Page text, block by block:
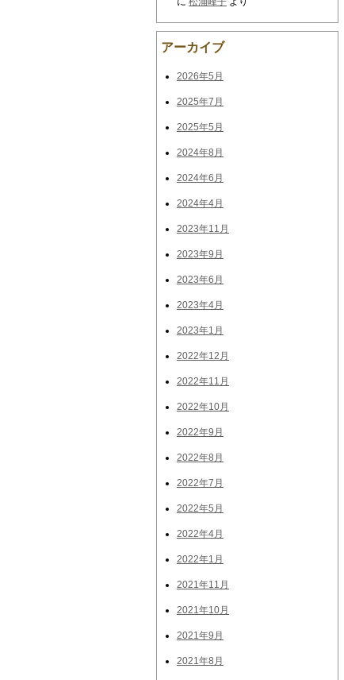
アーカイブ
2026年5月
2025年7月
2025年5月
2024年8月
2024年6月
2024年4月
2023年11月
2023年9月
2023年6月
2023年4月
2023年1月
2022年12月
2022年11月
2022年10月
2022年9月
2022年8月
2022年7月
2022年5月
2022年4月
2022年1月
2021年11月
2021年10月
2021年9月
2021年8月